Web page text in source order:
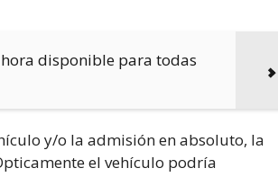
disponible para todas
y/o la admisión en absoluto, la
el vehículo podría